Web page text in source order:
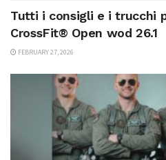
Tutti i consigli e i trucchi
CrossFit® Open wod 26.1
FEBRUARY 27, 2026